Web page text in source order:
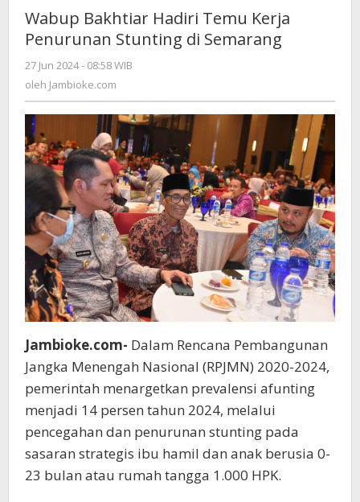
Temu
Kerja
Wabup Bakhtiar Hadiri Temu Kerja
Penurunan Stunting di Semarang
27 Jun 2024 - 08:58 WIB
oleh Jambioke.com
Jambioke.com- Dalam Rencana Pembangunan
Jangka Menengah Nasional (RPJMN) 2020-2024,
pemerintah menargetkan prevalensi afunting
menjadi 14 persen tahun 2024, melalui
pencegahan dan penurunan stunting pada
sasaran strategis ibu hamil dan anak berusia 0-
23 bulan atau rumah tangga 1.000 HPK.